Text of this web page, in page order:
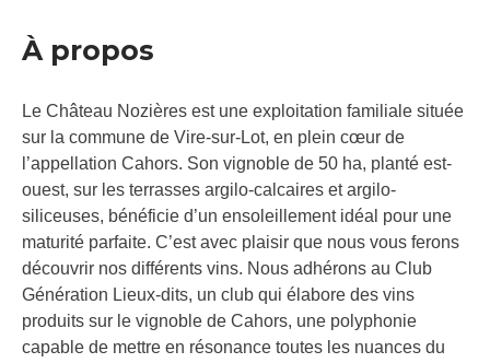
À propos
Le Château Nozières est une exploitation familiale située
sur la commune de Vire-sur-Lot, en plein cœur de
l’appellation Cahors. Son vignoble de 50 ha, planté est-
ouest, sur les terrasses argilo-calcaires et argilo-
siliceuses, bénéficie d’un ensoleillement idéal pour une
maturité parfaite. C’est avec plaisir que nous vous ferons
découvrir nos différents vins. Nous adhérons au Club
Génération Lieux-dits, un club qui élabore des vins
produits sur le vignoble de Cahors, une polyphonie
capable de mettre en résonance toutes les nuances du